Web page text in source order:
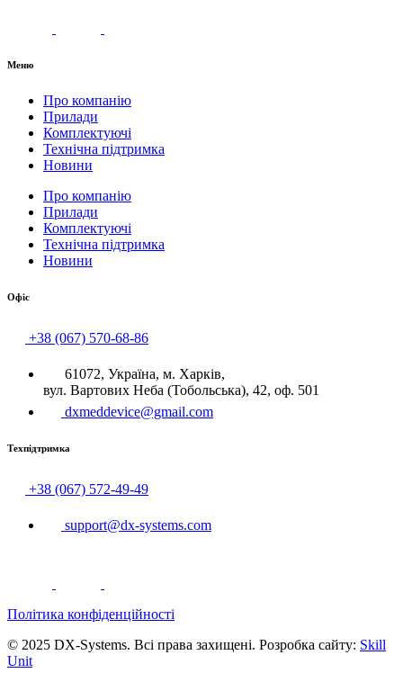
Меню
Про компанію
Прилади
Комплектуючі
Технічна підтримка
Новини
Про компанію
Прилади
Комплектуючі
Технічна підтримка
Новини
Офіс
+38 (067) 570-68-86
61072, Україна, м. Харків,
вул. Вартових Неба (Тобольська), 42, оф. 501
dxmeddevice@gmail.com
Техпідтримка
+38 (067) 572-49-49
support@dx-systems.com
Політика конфіденційності
© 2025 DX-Systems. Всі права захищені. Розробка сайту: Skill
Unit